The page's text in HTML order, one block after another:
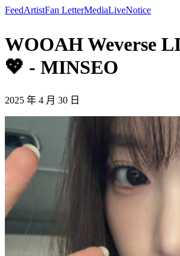
FeedArtistFan LetterMediaLiveNotice
WOOAH Weverse
💖 - MINSEO
2025 年 4 月 30 日